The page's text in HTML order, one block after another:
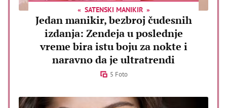
SATENSKI MANIKIR
Jedan manikir, bezbroj čudesnih
izdanja: Zendeja u poslednje
vreme bira istu boju za nokte i
naravno da je ultratrendi
5 Foto